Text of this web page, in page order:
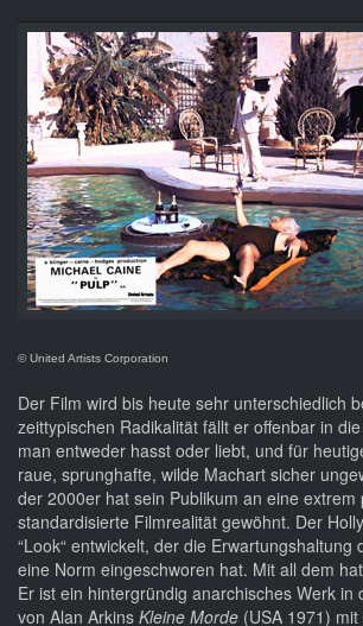
© United Artists Corporation
Der Film wird bis heute sehr unterschiedlich
zeittypischen Radikalität fällt er offenbar in
man entweder hasst oder liebt, und für
raue, sprunghafte, wilde Machart sicher
der 2000er hat sein Publikum an eine extrem
standardisierte Filmrealität gewöhnt. Der
“Look“ entwickelt, der die Erwartungshaltung
eine Norm eingeschworen hat. Mit all dem hat
Er ist ein hintergründig anarchisches Werk in
von Alan Arkins Kleine Morde (USA 1971)